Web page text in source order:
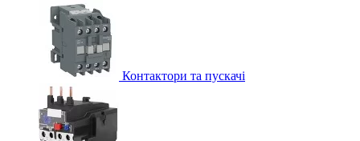
Контактори та пускачі